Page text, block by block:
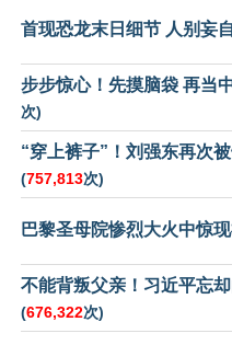
首现恐龙末日细节 人别妄
步步惊心！先摸脑袋 再当
次)
“穿上裤子”！刘强东再次
(757,813次)
巴黎圣母院惨烈大火中惊
不能背叛父亲！习近平忘
(676,322次)